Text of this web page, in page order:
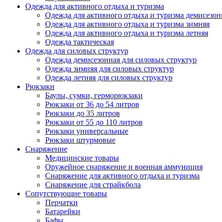
Одежда для активного отдыха и туризма
Одежда для активного отдыха и туризма
Одежда для активного отдыха и туризма зимняя
Одежда для активного отдыха и туризма летняя
Одежда тактическая
Одежда для силовых структур
Одежда демисезонная для силовых структур
Одежда зимняя для силовых структур
Одежда летняя для силовых структур
Рюкзаки
Баулы, сумки, герморюкзаки
Рюкзаки от 36 до 54 литров
Рюкзаки до 35 литров
Рюкзаки от 55 до 110 литров
Рюкзаки универсальные
Рюкзаки штурмовые
Снаряжение
Медицинские товары
Оружейное снаряжение и военная аммуниция
Снаряжение для активного отдыха и туризма
Снаряжение для страйкбола
Сопутствующие товары
Перчатки
Батарейки
Бафы